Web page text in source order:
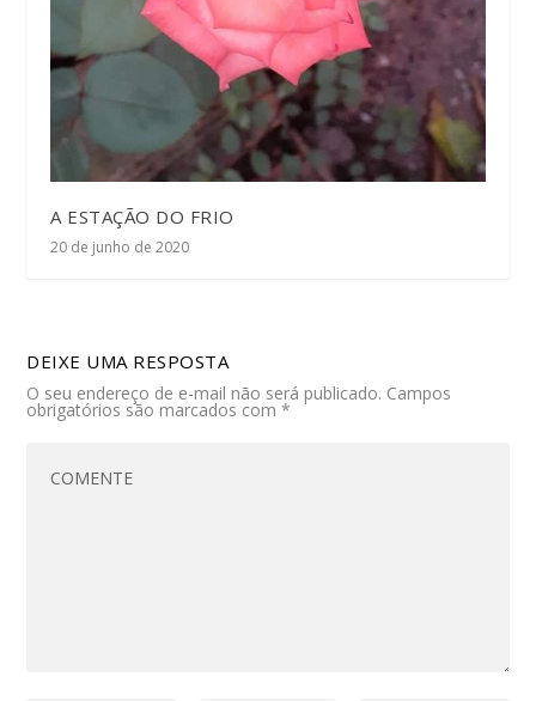
A ESTAÇÃO DO FRIO
20 de junho de 2020
DEIXE UMA RESPOSTA
O seu endereço de e-mail não será publicado. Campos
obrigatórios são marcados com*